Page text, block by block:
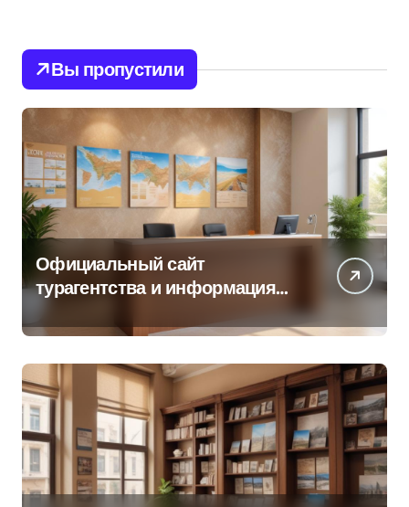
Вы пропустили
Официальный сайт
турагентства и информация